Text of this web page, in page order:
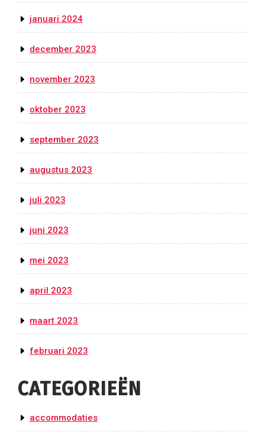
januari 2024
december 2023
november 2023
oktober 2023
september 2023
augustus 2023
juli 2023
juni 2023
mei 2023
april 2023
maart 2023
februari 2023
CATEGORIEËN
accommodaties